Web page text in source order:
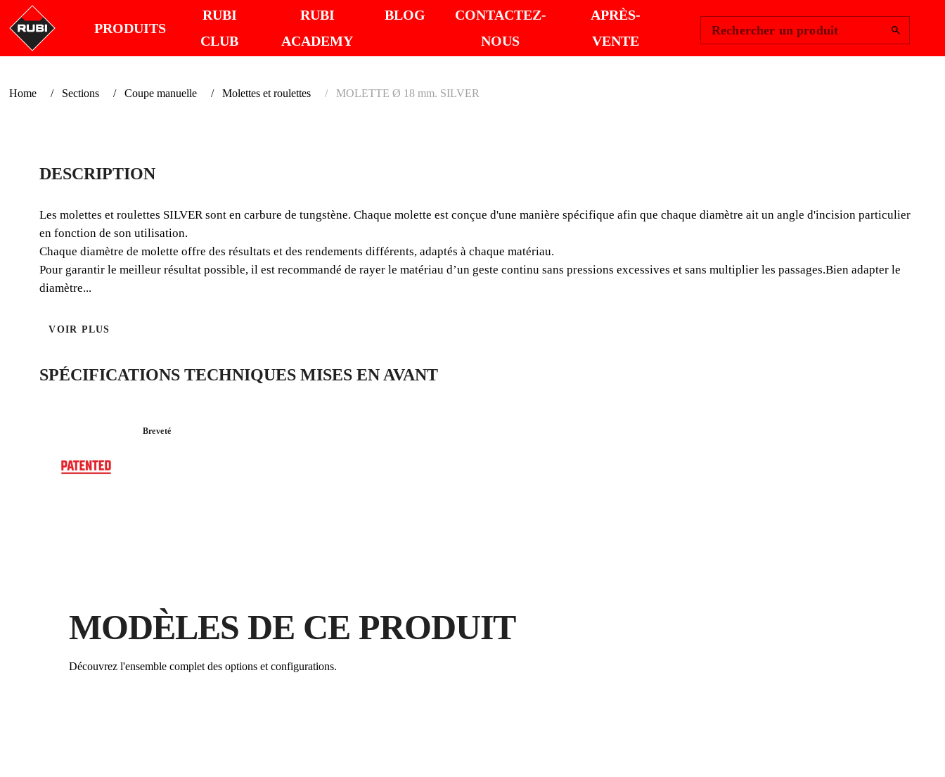
PRODUITS
RUBI
CLUB
RUBI
ACADEMY
BLOG
CONTACTEZ-
NOUS
APRÈS-
VENTE
Rechercher un produit
Home Sections Coupe manuelle Molettes et roulettes MOLETTE Ø 18 mm. SILVER
molette est conçue d'une manière spécifique afin que chaque diamètre ait un
angle d'incision particulier en fonction de son utilisation.
DESCRIPTION
Les molettes et roulettes SILVER sont en carbure de tungstène. Chaque molette est conçue d'une manière spécifique afin que chaque diamètre ait un angle d'incision particulier
en fonction de son utilisation.
Chaque diamètre de molette offre des résultats et des rendements différents, adaptés à chaque matériau.
Pour garantir le meilleur résultat possible, il est recommandé de rayer le matériau d’un geste continu sans pressions excessives et sans multiplier les passages.Bien adapter le
diamètre...
VOIR PLUS
SPÉCIFICATIONS TECHNIQUES MISES EN AVANT
Breveté
MODÈLES DE CE PRODUIT
Découvrez l'ensemble complet des options et configurations.